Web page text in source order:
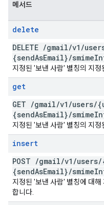
메서드
delete
DELETE /gmail/v1 /
{sendAsEmail}/smime
지정된 '보낸 사람' 별칭의 지
get
GET /gmail/v1 /users/
{sendAsEmail}/smime
지정된 '보낸 사람' 별칭의 지
insert
POST /gmail/v1 /users/
{sendAsEmail}/smime
지정된 '보낸 사람' 별칭에 대
합니다.